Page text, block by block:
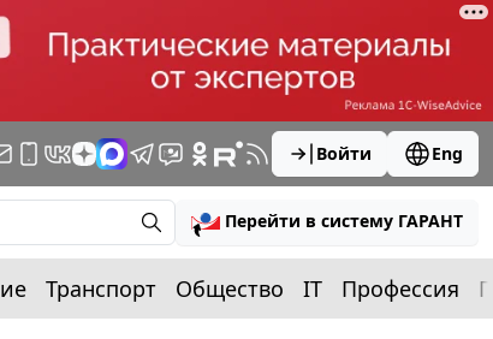
Войти Eng
Перейти в систему ГАРАНТ
Транспорт Общество IT Профессия